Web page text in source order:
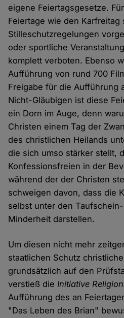
eigene Feiertagsgesetze.
Feiertage wie den Karfreitag
Stilleschutzregelungen
oder sportliche
komplett verboten. Ebenso
Aufführung von rund 700
Freigabe für die Aufführung
Nicht-Gläubigen ist diese
ein Dorn im Auge, denn
Christen einem Tag der
des christlichen Heilands
die sich umso stärker stellt,
Konfessionsfreien in der
während der der Christen
schweigen davon, dass die
selbst unter den
Minderheit darstellen.
Um diesen nicht mehr
staatlichen Schutz
grundsätzlich auf den
verstieß dieInitiative
Aufführung des an
"Das Leben des Brian"